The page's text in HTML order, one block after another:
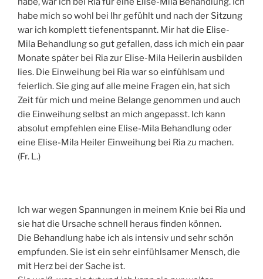
habe mich so wohl bei Ihr gefühlt und nach der Sitzung
war ich komplett tiefenentspannt. Mir hat die Elise-
Mila Behandlung so gut gefallen, dass ich mich ein paar
Monate später bei Ria zur Elise-Mila Heilerin ausbilden
lies. Die Einweihung bei Ria war so einfühlsam und
feierlich. Sie ging auf alle meine Fragen ein, hat sich
Zeit für mich und meine Belange genommen und auch
die Einweihung selbst an mich angepasst. Ich kann
absolut empfehlen eine Elise-Mila Behandlung oder
eine Elise-Mila Heiler Einweihung bei Ria zu machen.
(Fr. L.)
Ich war wegen Spannungen in meinem Knie bei Ria und
sie hat die Ursache schnell heraus finden können.
Die Behandlung habe ich als intensiv und sehr schön
empfunden. Sie ist ein sehr einfühlsamer Mensch, die
mit Herz bei der Sache ist.